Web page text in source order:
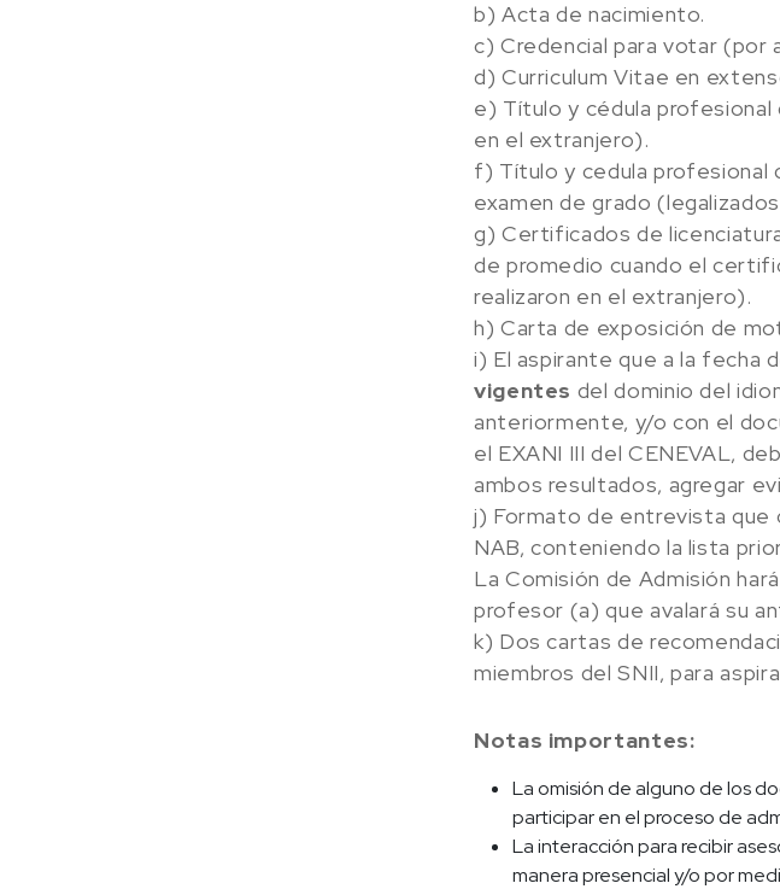
b) Acta de nacimiento.
c) Credencial para votar (por
d) Curriculum Vitae en
e) Título y cédula
en el extranjero).
f) Título y cedula profesional
examen de grado
g) Certificados de
de promedio cuando el
realizaron en el extranjero).
h) Carta de exposición de
i) El aspirante que a la fecha
vigentes del dominio del
anteriormente, y/o con el
el EXANI III del CENEVAL,
ambos resultados, agregar
j) Formato de entrevista que
NAB, conteniendo la lista
La Comisión de Admisión
profesor (a) que avalará su
k) Dos cartas de
miembros del SNII, para
Notas importantes:
La omisión de alguno de los
participar en el proceso de
La interacción para recibir
manera presencial y/o por